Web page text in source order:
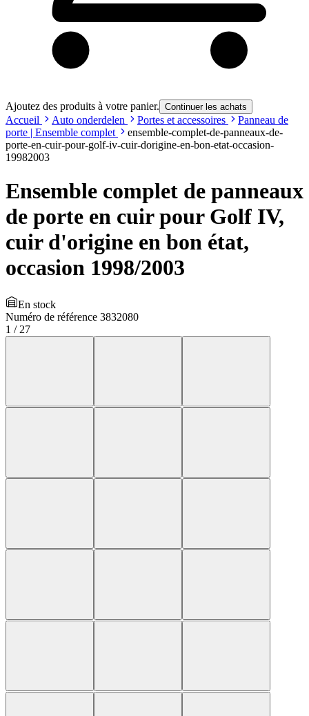
Ajoutez des produits à votre panier. Continuer les achats
Accueil Auto onderdelen Portes et accessoires
Panneau de
porte | Ensemble complet
ensemble-complet-de-panneaux-de-
porte-en-cuir-pour-golf-iv-cuir-dorigine-en-bon-etat-occasion-
19982003
Ensemble complet de panneaux
de porte en cuir pour Golf IV,
cuir d'origine en bon état,
occasion 1998/2003
En stock
Numéro de référence 3832080
1 / 27